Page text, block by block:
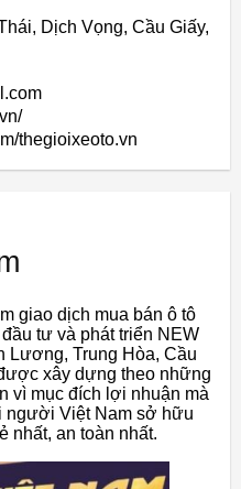
Dịch Vọng, Cầu Giấy,
thegioixeoto.vn
giao dịch mua bán ô tô
tư và phát triển NEW
Lương, Trung Hòa, Cầu
xây dựng theo những
vì mục đích lợi nhuận mà
người Việt Nam sở hữu
nhất, an toàn nhất.